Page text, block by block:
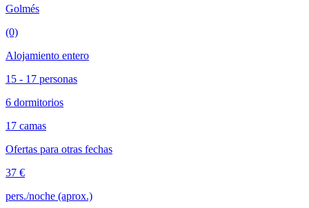
Golmés
(0)
Alojamiento entero
15 - 17 personas
6 dormitorios
17 camas
Ofertas para otras fechas
37 €
pers./noche (aprox.)